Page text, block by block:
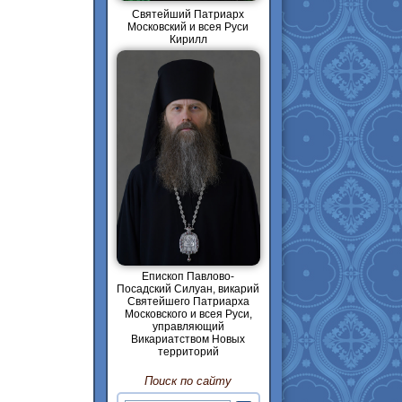
Святейший Патриарх
Московский и всея Руси
Кирилл
Епископ Павлово-
Посадский Силуан, викарий
Святейшего Патриарха
Московского и всея Руси,
управляющий
Викариатством Новых
территорий
Поиск по сайту